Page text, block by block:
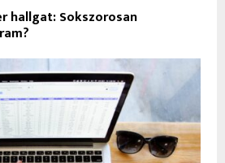
hallgat: Sokszorosan